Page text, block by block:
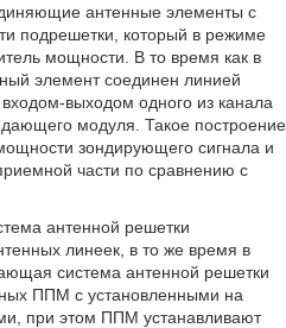
антенные элементы с
подрешетки, который в режиме
мощности. В то время как в
элемент соединен линией
выходом одного из канала
модуля. Такое построение
зондирующего сигнала и
части по сравнению с
антенной решетки
линеек, в то же время в
система антенной решетки
ППМ с установленными на
при этом ППМ устанавливают